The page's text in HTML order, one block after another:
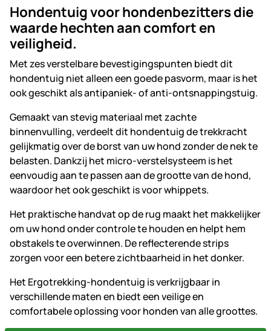
Hondentuig voor hondenbezitters die
waarde hechten aan comfort en
veiligheid.
Met zes verstelbare bevestigingspunten biedt dit
hondentuig niet alleen een goede pasvorm, maar is het
ook geschikt als antipaniek- of anti-ontsnappingstuig.
Gemaakt van stevig materiaal met zachte
binnenvulling, verdeelt dit hondentuig de trekkracht
gelijkmatig over de borst van uw hond zonder de nek te
belasten. Dankzij het micro-verstelsysteem is het
eenvoudig aan te passen aan de grootte van de hond,
waardoor het ook geschikt is voor whippets.
Het praktische handvat op de rug maakt het makkelijker
om uw hond onder controle te houden en helpt hem
obstakels te overwinnen. De reflecterende strips
zorgen voor een betere zichtbaarheid in het donker.
Het Ergotrekking-hondentuig is verkrijgbaar in
verschillende maten en biedt een veilige en
comfortabele oplossing voor honden van alle groottes.